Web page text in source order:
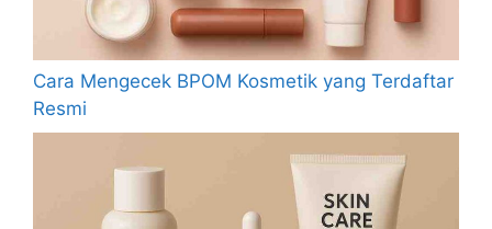
Cara Mengecek BPOM Kosmetik yang Terdaftar
Resmi